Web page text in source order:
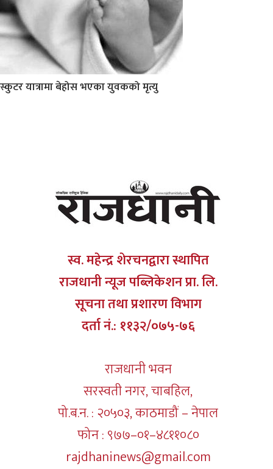
स्कुटर यात्रामा बेहोस भएका युवकको मृत्यु
स्व. महेन्द्र शेरचनद्वारा स्थापित
राजधानी न्यूज पब्लिकेशन प्रा. लि.
सूचना तथा प्रशारण विभाग
दर्ता नं.: ११३२/०७५-७६
राजधानी भवन
सरस्वती नगर, चाबहिल,
पो.ब.न. : २०५०३, काठमाडौं – नेपाल
फोन : ९७७–०१–४८११०८०
rajdhaninews@gmail.com